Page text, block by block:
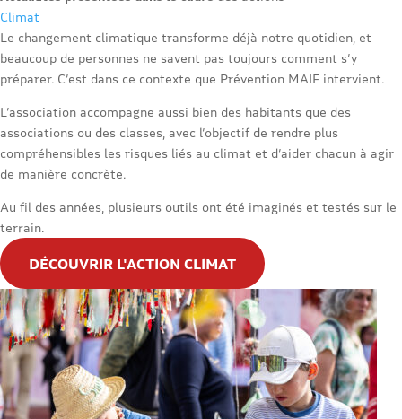
Climat
Le changement climatique transforme déjà notre quotidien, et
beaucoup de personnes ne savent pas toujours comment s’y
préparer. C’est dans ce contexte que Prévention MAIF intervient.
L’association accompagne aussi bien des habitants que des
associations ou des classes, avec l’objectif de rendre plus
compréhensibles les risques liés au climat et d’aider chacun à agir
de manière concrète.
Au fil des années, plusieurs outils ont été imaginés et testés sur le
terrain.
DÉCOUVRIR L'ACTION CLIMAT